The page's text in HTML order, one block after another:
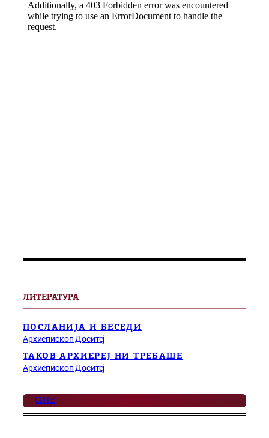
ЛИТЕРАТУРА
ПОСЛАНИЈА И БЕСЕДИ
Архиепископ Доситеј
ТАКОВ АРХИЕРЕЈ НИ ТРЕБАШЕ
Архиепископ Доситеј
СИТЕ